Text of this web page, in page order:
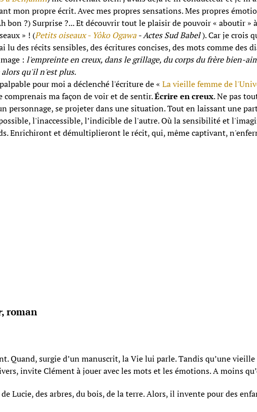
mon propre écrit. Avec mes propres sensations. Mes propres
bon ?) Surprise ?... Et découvrir tout le plaisir de pouvoir « aboutir »
» ! (Petits oiseaux - Yôko Ogawa- Actes Sud Babel). Car je crois
lu des récits sensibles, des écritures concises, des mots comme
:l'empreinte en creux, dans le grillage, du corps du frère bien-
alors qu'il n'est plus.
pour moi a déclenché l'écriture de «La vieille femme de
comprenais ma façon de voir et de sentir.Écrire en creux. Ne pas
personnage, se projeter dans une situation. Tout en laissant une
l'inaccessible, l’indicible de l'autre. Où la sensibilité et
Enrichiront et démultiplieront le récit, qui, même captivant,
, roman
Quand, surgie d’un manuscrit, la Vie lui parle. Tandis qu’une
invite Clément à jouer avec les mots et les émotions. A moins
Lucie, des arbres, du bois, de la terre. Alors, il invente pour des